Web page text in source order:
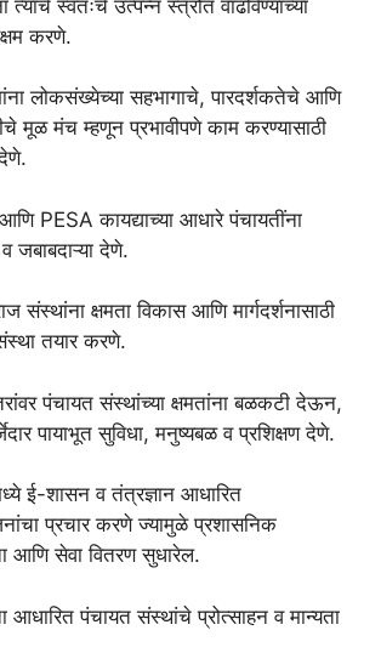
त्यांचे स्वतःचे उत्पन्न स्त्रोत वाढविण्याच्या
करणे.
लोकसंख्येच्या सहभागाचे, पारदर्शकतेचे आणि
मूळ मंच म्हणून प्रभावीपणे काम करण्यासाठी
PESA कायद्याच्या आधारे पंचायतींना
जबाबदाऱ्या देणे.
संस्थांना क्षमता विकास आणि मार्गदर्शनासाठी
तयार करणे.
पंचायत संस्थांच्या क्षमतांना बळकटी देऊन,
पायाभूत सुविधा, मनुष्यबळ व प्रशिक्षण देणे.
ई-शासन व तंत्रज्ञान आधारित
प्रचार करणे ज्यामुळे प्रशासनिक
आणि सेवा वितरण सुधारेल.
आधारित पंचायत संस्थांचे प्रोत्साहन व मान्यता